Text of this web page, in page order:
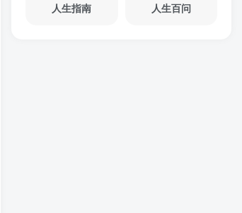
人生指南 人生百问